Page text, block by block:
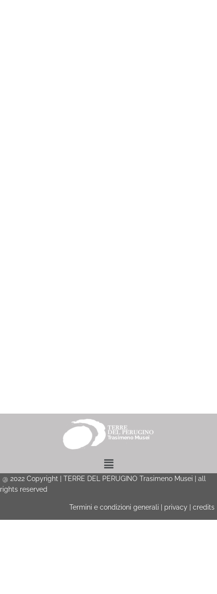
Menu
@ 2022 Copyright | TERRE DEL PERUGINO Trasimeno Musei | all
rights reserved
Termini e condizioni generali privacy credits